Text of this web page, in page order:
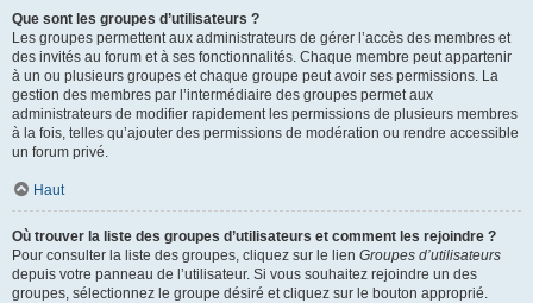
Que sont les groupes d’utilisateurs ?
Les groupes permettent aux administrateurs de gérer l’accès des membres et
des invités au forum et à ses fonctionnalités. Chaque membre peut appartenir
à un ou plusieurs groupes et chaque groupe peut avoir ses permissions. La
gestion des membres par l’intermédiaire des groupes permet aux
administrateurs de modifier rapidement les permissions de plusieurs membres
à la fois, telles qu’ajouter des permissions de modération ou rendre accessible
un forum privé.
Haut
Où trouver la liste des groupes d’utilisateurs et comment les rejoindre ?
Pour consulter la liste des groupes, cliquez sur le lien Groupes d’utilisateurs
depuis votre panneau de l’utilisateur. Si vous souhaitez rejoindre un des
groupes, sélectionnez le groupe désiré et cliquez sur le bouton approprié.